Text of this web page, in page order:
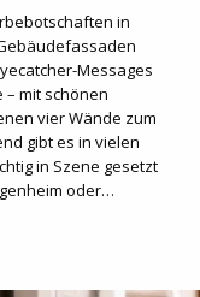
in
Messages
mit schönen
vier Wände zum
gibt es in vielen
in Szene gesetzt
oder…